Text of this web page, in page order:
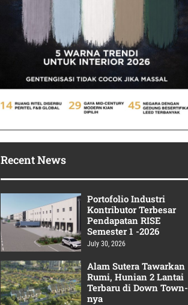
Recent News
Portofolio Industri
Kontributor Terbesar
Pendapatan RISE
Semester 1 -2026
July 30, 2026
Alam Sutera Tawarkan
Rumi, Hunian 2 Lantai
Terbaru di Down Town-
nya